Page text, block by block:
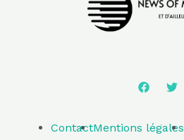
ContactMentions légales